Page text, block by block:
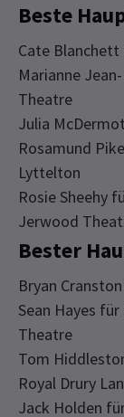
Beste
Cate
Marianne
Theatre
Julia
Rosamund
Lyttelton
Rosie Sheehy
Jerwood
Bester
Bryan
Sean Hayes
Theatre
Tom
Royal Drury
Jack Holden